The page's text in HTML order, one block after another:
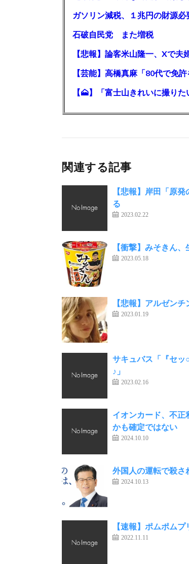
石破自民党 また増税
【悲報】論客米山隆一、Xで
関連する記事
【悲報】岸田「原
る
2023.02.22
【衝撃】みそきん
2023.05.18
【悲報】アルゼン
2023.01.19
サキュバス「『セ
♪」
2023.02.16
イオンカード、不正
かも確定ではない
2024.10.10
外国人の運転で殺
2024.10.13
【速報】ポムポム
2022.11.11